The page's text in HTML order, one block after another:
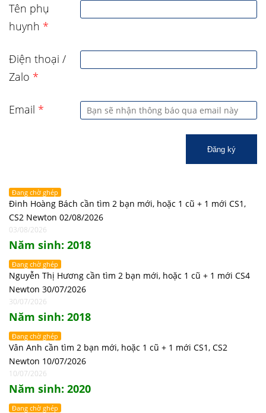
Tên phụ
huynh *
Điện thoại /
Zalo *
Email *
Đăng ký
Đang chờ ghép
Đinh Hoàng Bách cần tìm 2 bạn mới, hoặc 1 cũ + 1 mới CS1,
CS2 Newton 02/08/2026
03/08/2026
Năm sinh: 2018
Đang chờ ghép
Nguyễn Thị Hương cần tìm 2 bạn mới, hoặc 1 cũ + 1 mới CS4
Newton 30/07/2026
30/07/2026
Năm sinh: 2018
Đang chờ ghép
Vân Anh cần tìm 2 bạn mới, hoặc 1 cũ + 1 mới CS1, CS2
Newton 10/07/2026
10/07/2026
Năm sinh: 2020
Đang chờ ghép